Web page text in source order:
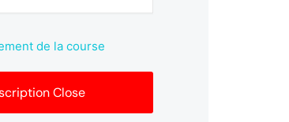
de la course
Close